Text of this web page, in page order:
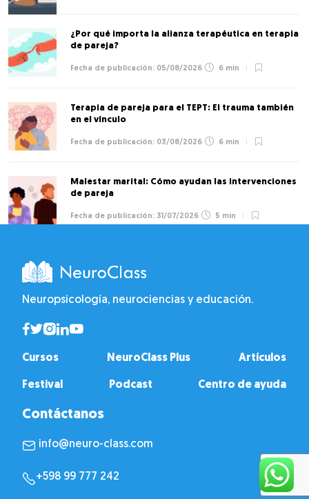
¿Por qué importa la alianza terapéutica en terapia
de pareja?
05/08/2026 6 min
Terapia de pareja para el TEPT: El trauma también
en el vínculo
03/08/2026 6 min
Malestar marital: Cómo ayudan las intervenciones
de pareja
31/07/2026 5 min
Neuropsicología, neurociencias y educación.
Cursos NeuroClass Plus Artículos
Festival Podcast Centro de ayuda
Contáctanos
info@neuro-class.com
+598 99 777 242